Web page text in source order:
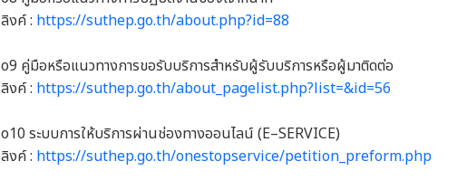
ลิงค์ : https://suthep.go.th/about.php?id=88
o9 คู่มือหรือแนวทางการขอรับบริการสำหรับผู้รับบริการหรือผู้มาติดต่อ
ลิงค์ : https://suthep.go.th/about_pagelist.php?list=&id=56
o10 ระบบการให้บริการผ่านช่องทางออนไลน์ (E–SERVICE)
ลิงค์ : https://suthep.go.th/onestopservice/petition_preform.php